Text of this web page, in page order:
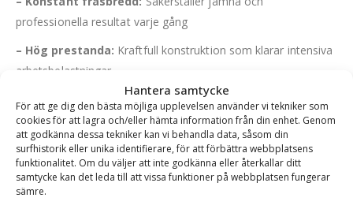
Hantera samtycke
För att ge dig den bästa möjliga upplevelsen använder vi tekniker som
cookies för att lagra och/eller hämta information från din enhet. Genom
att godkänna dessa tekniker kan vi behandla data, såsom din
surfhistorik eller unika identifierare, för att förbättra webbplatsens
funktionalitet. Om du väljer att inte godkänna eller återkallar ditt
samtycke kan det leda till att vissa funktioner på webbplatsen fungerar
sämre.
professionella resultat varje gång
– Hög prestanda: Kraftfull konstruktion som klarar intensiva
arbetsbelastningar
– Effektiv avlägsning:Skär spår med raka kanter för en
enklare och mer effektiv arbetsprocess
– Materialåtervinning:De frästa massorna kan
återanvändas som fyllnadsmaterial, vilket bidrar till hållbarhet
och minskade kostnader